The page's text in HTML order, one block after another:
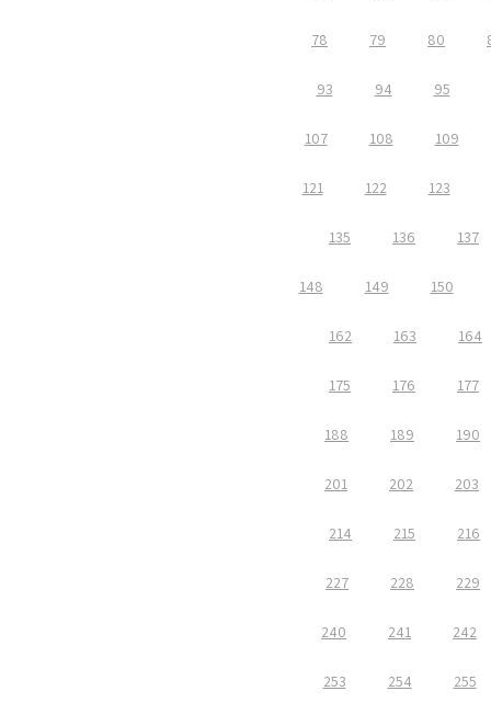
78 79 80
93 94 95
107 108 109
121 122 123
135 136 137
148 149 150
162 163 164
175 176 177
188 189 190
201 202 203
214 215 216
227 228 229
240 241 242
253 254 255